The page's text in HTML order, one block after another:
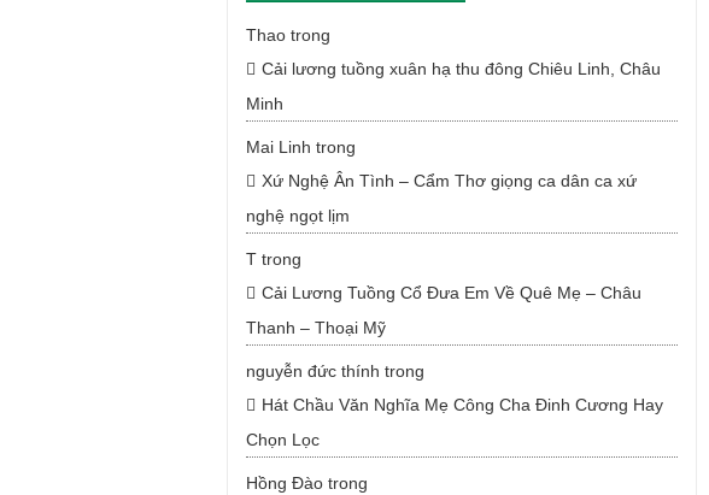
Thaotrong
Cải lương tuồng xuân hạ thu đông Chiêu Linh, Châu
Minh
Mai Linh trong
Xứ Nghệ Ân Tình – Cẩm Thơ giọng ca dân ca xứ
nghệ ngọt lịm
Ttrong
Cải Lương Tuồng Cổ Đưa Em Về Quê Mẹ – Châu
Thanh – Thoại Mỹ
nguyễn đức thính trong
Hát Chầu Văn Nghĩa Mẹ Công Cha Đinh Cương Hay
Chọn Lọc
Hồng Đàotrong